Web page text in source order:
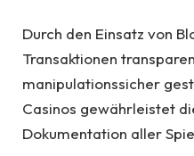
Durch den Einsatz von
Transaktionen
manipulationssicher
Casinos gewährleistet
Dokumentation aller